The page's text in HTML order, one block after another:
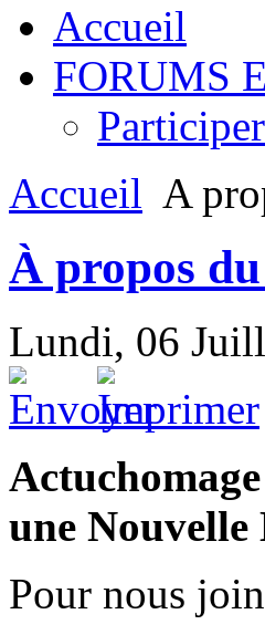
Accueil
FORUMS
Accueil A
À propos
Lundi, 06
une Nouvelle
Pour nous